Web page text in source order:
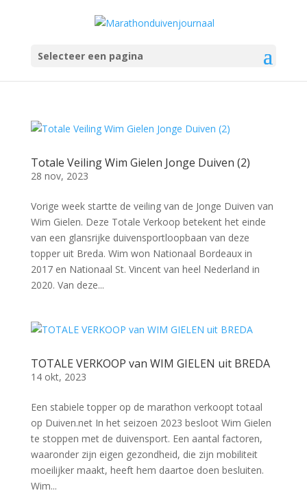
Selecteer een pagina
Totale Veiling Wim Gielen Jonge Duiven (2)
28 nov, 2023
Vorige week startte de veiling van de Jonge Duiven van
Wim Gielen. Deze Totale Verkoop betekent het einde
van een glansrijke duivensportloopbaan van deze
topper uit Breda. Wim won Nationaal Bordeaux in
2017 en Nationaal St. Vincent van heel Nederland in
2020. Van deze...
TOTALE VERKOOP van WIM GIELEN uit BREDA
14 okt, 2023
Een stabiele topper op de marathon verkoopt totaal
op Duiven.net In het seizoen 2023 besloot Wim Gielen
te stoppen met de duivensport. Een aantal factoren,
waaronder zijn eigen gezondheid, die zijn mobiliteit
moeilijker maakt, heeft hem daartoe doen besluiten.
Wim...